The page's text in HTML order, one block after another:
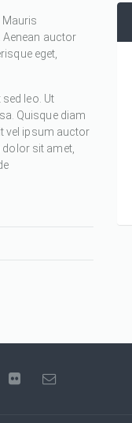
Aenean auctor
eget,
sed leo. Ut
Quisque diam
vel ipsum auctor
sit amet,